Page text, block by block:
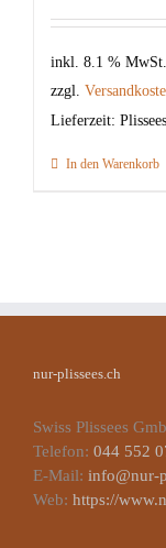
inkl. 8.1 % MwSt.
zzgl.
Lieferzeit:
In den Warenkorb
nur-plissees.ch
Swiss Plissees
Telefon: 044 552
E-Mail: info@nur-
Web: https://